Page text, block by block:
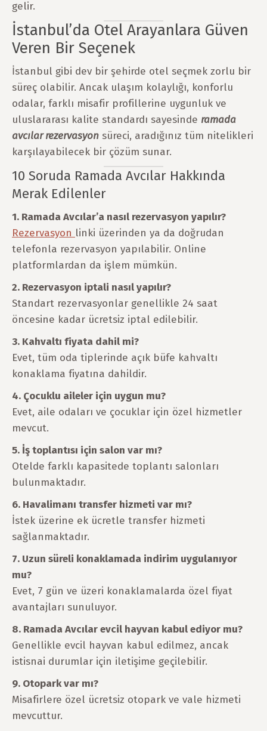
gelir.
İstanbul’da Otel Arayanlara Güven
Veren Bir Seçenek
İstanbul gibi dev bir şehirde otel seçmek zorlu bir
süreç olabilir. Ancak ulaşım kolaylığı, konforlu
odalar, farklı misafir profillerine uygunluk ve
uluslararası kalite standardı sayesinde ramada
avcılar rezervasyon süreci, aradığınız tüm nitelikleri
karşılayabilecek bir çözüm sunar.
10 Soruda Ramada Avcılar Hakkında
Merak Edilenler
1. Ramada Avcılar’a nasıl rezervasyon yapılır?
Rezervasyon linki üzerinden ya da doğrudan
telefonla rezervasyon yapılabilir. Online
platformlardan da işlem mümkün.
2. Rezervasyon iptali nasıl yapılır?
Standart rezervasyonlar genellikle 24 saat
öncesine kadar ücretsiz iptal edilebilir.
3. Kahvaltı fiyata dahil mi?
Evet, tüm oda tiplerinde açık büfe kahvaltı
konaklama fiyatına dahildir.
4. Çocuklu aileler için uygun mu?
Evet, aile odaları ve çocuklar için özel hizmetler
mevcut.
5. İş toplantısı için salon var mı?
Otelde farklı kapasitede toplantı salonları
bulunmaktadır.
6. Havalimanı transfer hizmeti var mı?
İstek üzerine ek ücretle transfer hizmeti
sağlanmaktadır.
7. Uzun süreli konaklamada indirim uygulanıyor
mu?
Evet, 7 gün ve üzeri konaklamalarda özel fiyat
avantajları sunuluyor.
8. Ramada Avcılar evcil hayvan kabul ediyor mu?
Genellikle evcil hayvan kabul edilmez, ancak
istisnai durumlar için iletişime geçilebilir.
9. Otopark var mı?
Misafirlere özel ücretsiz otopark ve vale hizmeti
mevcuttur.